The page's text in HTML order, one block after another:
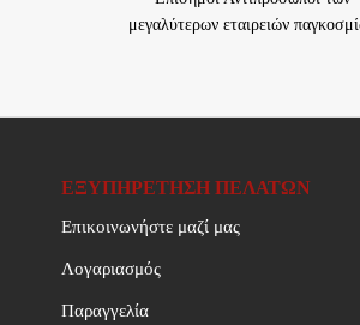
μεγαλύτερων εταιρειών
ΕΞΥΠΗΡΈΤΗΣΗ ΠΕΛΑΤΏΝ
Επικοινωνήστε μαζί μας
Λογαριασμός
Παραγγελία